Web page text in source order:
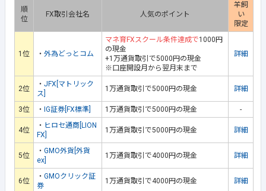
順
位
FX取引会社名 人気のポイント
羊飼
い
限定
1位 ・ 外為どっとコム
マネ育FXスクール条件達成で1000円
の現金
+1万通貨取引で5000円の現金
※口座開設月から翌月末まで
詳細
2位
・ JFX[マトリック
ス]
1万通貨取引で5000円の現金 詳細
3位 ・ IG証券[FX標準] 1万通貨取引で5000円の現金 -
4位
・ ヒロセ通商[LION
FX]
1万通貨取引で5000円の現金 詳細
5位
・ GMO外貨[外貨
ex]
1万通貨取引で4000円の現金 詳細
6位
・ GMOクリック証
券
1万通貨取引で4000円の現金 詳細